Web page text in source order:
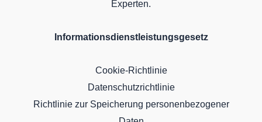
Experten.
Informationsdienstleistungsgesetz
Cookie-Richtlinie
Datenschutzrichtlinie
Richtlinie zur Speicherung personenbezogener